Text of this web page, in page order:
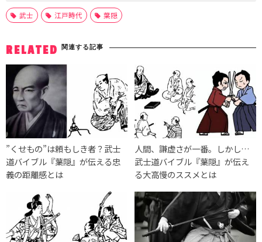
武士 江戸時代 葉隠
RELATED 関連する記事
”くせもの”は頼もしき者？武士
道バイブル『葉隠』が伝える忠
義の距離感とは
人間、謙虚さが一番。しかし…
武士道バイブル『葉隠』が伝え
る大高慢のススメとは